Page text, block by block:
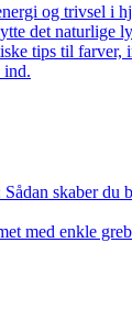
og trivsel i
det naturlige
tips til farver,
ind.
skaber du
med enkle